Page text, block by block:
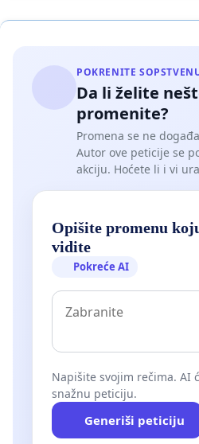
POKRENITE
Da li želite
promenite?
Promena se ne
Autor ove peticije se
akciju. Hoćete li i vi
Opišite promenu
vidite
Pokreće AI
Napišite svojim rečima. AI
snažnu peticiju.
Generiši peticiju